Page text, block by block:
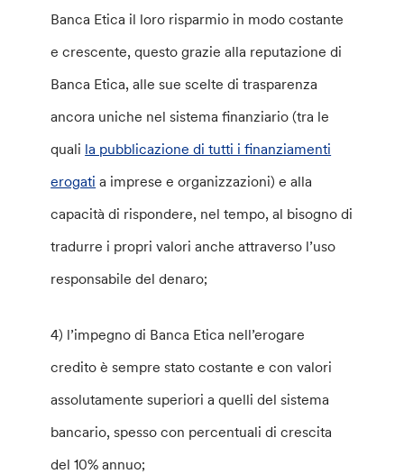
Banca Etica il loro risparmio in modo costante
e crescente, questo grazie alla reputazione di
Banca Etica, alle sue scelte di trasparenza
ancora uniche nel sistema finanziario (tra le
quali la pubblicazione di tutti i finanziamenti
erogati a imprese e organizzazioni) e alla
capacità di rispondere, nel tempo, al bisogno di
tradurre i propri valori anche attraverso l’uso
responsabile del denaro;
4) l’impegno di Banca Etica nell’erogare
credito è sempre stato costante e con valori
assolutamente superiori a quelli del sistema
bancario, spesso con percentuali di crescita
del 10% annuo;